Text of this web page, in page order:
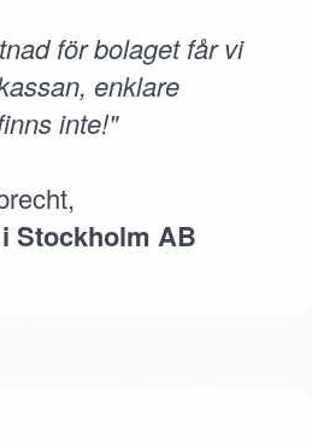
för bolaget får vi
enklare
inte!"
Stockholm AB